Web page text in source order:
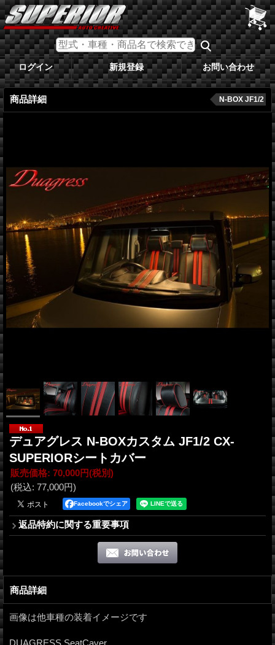
ログイン 新規登録 お問い合わせ
商品詳細 N-BOX JF1/2
デュアグレス N-BOXカスタム JF1/2 CX-
SUPERIORシートカバー
販売価格: 70,000円(税別)
(税込: 77,000円)
Facebookでシェア
返品特約に関する重要事項
商品詳細
画像は他車種の装着イメージです
DUAGRESS SeatCaver